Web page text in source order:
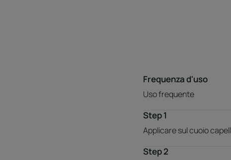
Frequenza d'uso
Uso frequente
Step 1
Applicare sul cuoio
Step 2